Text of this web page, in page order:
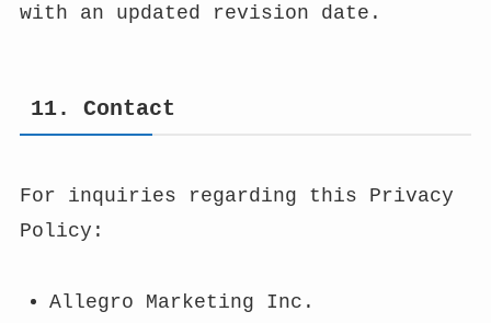
with an updated revision date.
11. Contact
For inquiries regarding this Privacy
Policy:
Allegro Marketing Inc.